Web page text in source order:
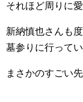
それほど周りに
新納慎也さんも
墓参りに行ってい
まさかのすごい